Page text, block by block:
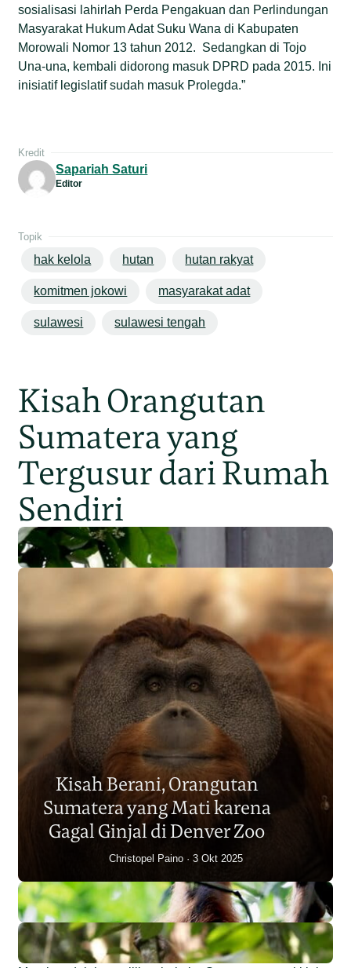
sosialisasi lahirlah Perda Pengakuan dan Perlindungan
Masyarakat Hukum Adat Suku Wana di Kabupaten
Morowali Nomor 13 tahun 2012. Sedangkan di Tojo
Una-una, kembali didorong masuk DPRD pada 2015. Ini
inisiatif legislatif sudah masuk Prolegda.”
Kredit
Sapariah Saturi
Editor
Topik
hak kelola hutan hutan rakyat
komitmen jokowi masyarakat adat
sulawesi sulawesi tengah
Kisah Orangutan
Sumatera yang
Tergusur dari Rumah
Sendiri
Populasi Orangutan
Sumatera Berkurang 2.700
Individu dalam Satu Dekade?
Junaidi Hanafiah 14 Jul 2026
Kisah Berani, Orangutan
Sumatera yang Mati karena
Gagal Ginjal di Denver Zoo
Christopel Paino 3 Okt 2025